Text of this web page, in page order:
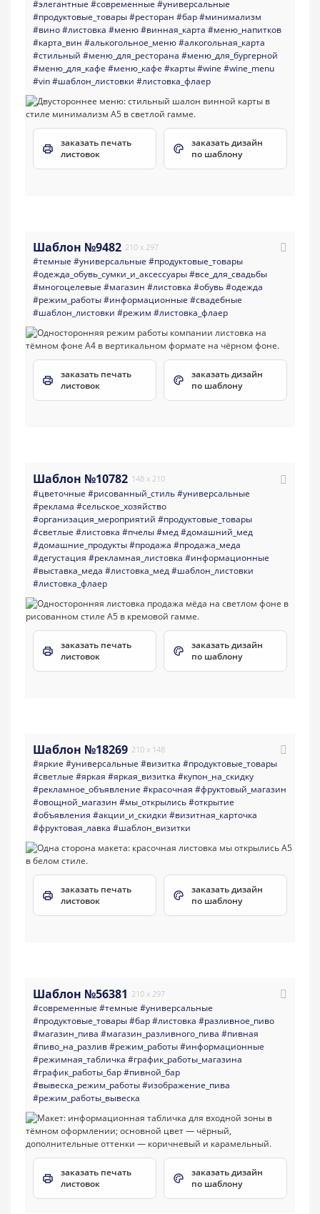
#элегантные #современные #универсальные
#продуктовые_товары#ресторан #бар#минимализм
#вино#листовка #меню#винная_карта #меню_напитков
#карта_вин #алькогольное_меню#алкогольная_карта
#стильный #меню_для_ресторана #меню_для_бургерной
#меню_для_кафе #меню_кафе #карты#wine #wine_menu
#vin#шаблон_листовки #листовка_флаер
заказать печать
листовок
заказать дизайн
по шаблону
Шаблон №9482 210 x 297
#темные #универсальные #продуктовые_товары
#одежда_обувь_сумки_и_аксессуары#все_для_свадьбы
#многоцелевые #магазин #листовка #обувь#одежда
#режим_работы#информационные #свадебные
#шаблон_листовки #режим #листовка_флаер
заказать печать
листовок
заказать дизайн
по шаблону
Шаблон №10782 148 x 210
#цветочные #рисованный_стиль#универсальные
#реклама #сельское_хозяйство
#организация_мероприятий #продуктовые_товары
#светлые #листовка #пчелы#мед#домашний_мед
#домашние_продукты#продажа #продажа_меда
#дегустация #рекламная_листовка #информационные
#выставка_меда #листовка_мед#шаблон_листовки
#листовка_флаер
заказать печать
листовок
заказать дизайн
по шаблону
Шаблон №18269 210 x 148
#яркие #универсальные #визитка #продуктовые_товары
#светлые #яркая #яркая_визитка #купон_на_скидку
#рекламное_объявление #красочная #фруктовый_магазин
#овощной_магазин #мы_открылись#открытие
#объявления #акции_и_скидки #визитная_карточка
#фруктовая_лавка #шаблон_визитки
заказать печать
листовок
заказать дизайн
по шаблону
Шаблон №56381 210 x 297
#современные #темные #универсальные
#продуктовые_товары#бар#листовка #разливное_пиво
#магазин_пива #магазин_разливного_пива #пивная
#пиво_на_разлив#режим_работы#информационные
#режимная_табличка #график_работы_магазина
#график_работы_бар#пивной_бар
#вывеска_режим_работы#изображение_пива
#режим_работы_вывеска
заказать печать
листовок
заказать дизайн
по шаблону